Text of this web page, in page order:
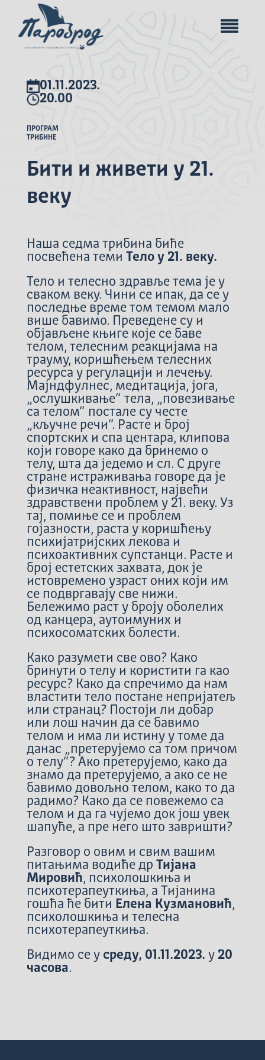
01.11.2023.
20.00
ПРОГРАМ
ТРИБИНЕ
Бити и живети у 21.
веку
Наша седма трибина биће
посвећена теми Тело у 21. веку.
Тело и телесно здравље тема је у
сваком веку. Чини се ипак, да се у
последње време том темом мало
више бавимо. Преведене су и
објављене књиге које се баве
телом, телесним реакцијама на
трауму, коришћењем телесних
ресурса у регулацији и лечењу.
Мајндфулнес, медитација, јога,
„ослушкивање“ тела, „повезивање
са телом“ постале су честе
„кључне речи“. Расте и број
спортских и спа центара, клипова
који говоре како да бринемо о
телу, шта да једемо и сл. С друге
стране истраживања говоре да је
физичка неактивност, највећи
здравствени проблем у 21. веку. Уз
тај, помиње се и проблем
гојазности, раста у коришћењу
психијатријских лекова и
психоактивних супстанци. Расте и
број естетских захвата, док је
истовремено узраст оних који им
се подвргавају све нижи.
Бележимо раст у броју оболелих
од канцера, аутоимуних и
психосоматских болести.
Како разумети све ово? Како
бринути о телу и користити га као
ресурс? Како да спречимо да нам
властити тело постане непријатељ
или странац? Постоји ли добар
или лош начин да се бавимо
телом и има ли истину у томе да
данас „претерујемо са том причом
о телу“? Ако претерујемо, како да
знамо да претерујемо, а ако се не
бавимо довољно телом, како то да
радимо? Како да се повежемо са
телом и да га чујемо док још увек
шапуће, а пре него што завришти?
Разговор о овим и свим вашим
питањима водиће др Тијана
Мировић, психолошкиња и
психотерапеуткиња, а Тијанина
гошћа ће бити Елена Кузмановић,
психолошкиња и телесна
психотерапеуткиња.
Видимо се у среду, 01.11.2023. у 20
часова.